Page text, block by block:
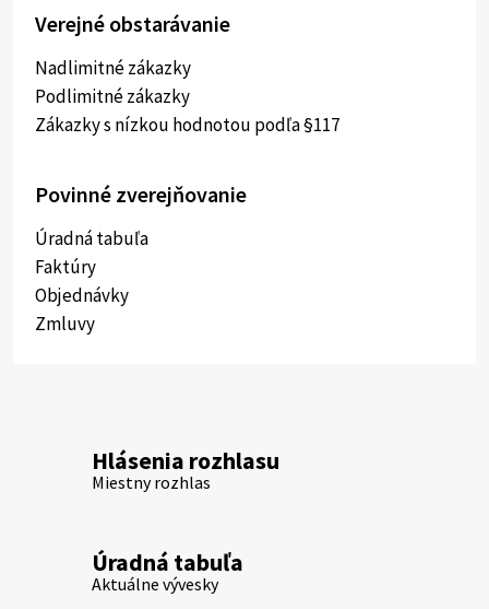
Verejné obstarávanie
Nadlimitné zákazky
Podlimitné zákazky
Zákazky s nízkou hodnotou podľa §117
Povinné zverejňovanie
Úradná tabuľa
Faktúry
Objednávky
Zmluvy
Hlásenia rozhlasu
Miestny rozhlas
Úradná tabuľa
Aktuálne vývesky